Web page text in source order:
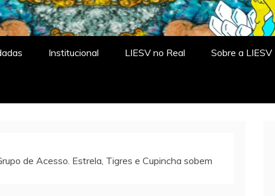
Institucional LIESV no Real Sobre a LIESV
de Acesso. Estrela, Tigres e Cupincha sobem